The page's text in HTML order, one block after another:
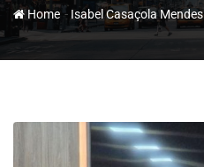
Home- Isabel Casaçola Mendes